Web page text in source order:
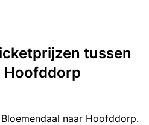
tussen
Hoofddorp
naar Hoofddorp.